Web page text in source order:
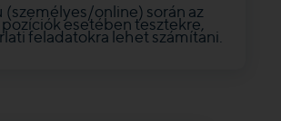
(személyes/online) során az
esetében tesztekre,
feladatokra lehet számítani.